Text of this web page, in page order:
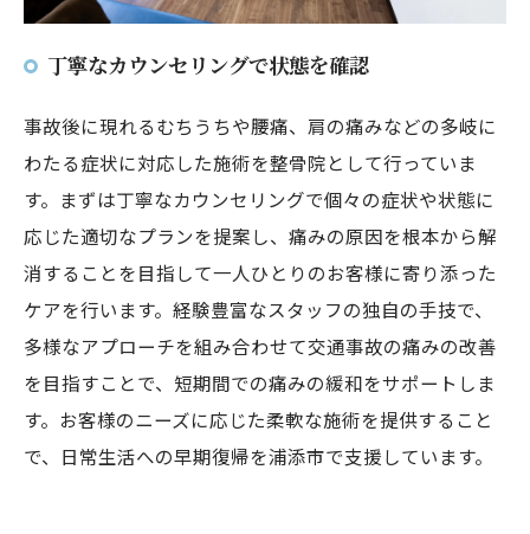
丁寧なカウンセリングで状態を確認
事故後に現れるむちうちや腰痛、肩の痛みなどの多岐に
わたる症状に対応した施術を整骨院として行っていま
す。まずは丁寧なカウンセリングで個々の症状や状態に
応じた適切なプランを提案し、痛みの原因を根本から解
消することを目指して一人ひとりのお客様に寄り添った
ケアを行います。経験豊富なスタッフの独自の手技で、
多様なアプローチを組み合わせて交通事故の痛みの改善
を目指すことで、短期間での痛みの緩和をサポートしま
す。お客様のニーズに応じた柔軟な施術を提供すること
で、日常生活への早期復帰を浦添市で支援しています。